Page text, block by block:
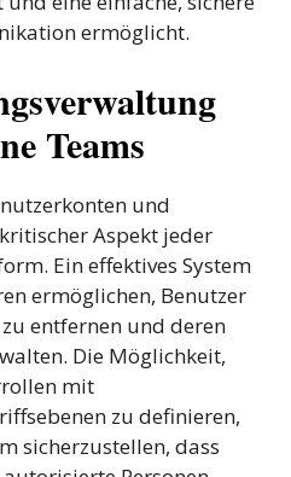
ermöglicht.
Teams
und
Aspekt jeder
Ein effektives System
ermöglichen, Benutzer
entfernen und deren
Die Möglichkeit,
mit
zu definieren,
sicherzustellen, dass